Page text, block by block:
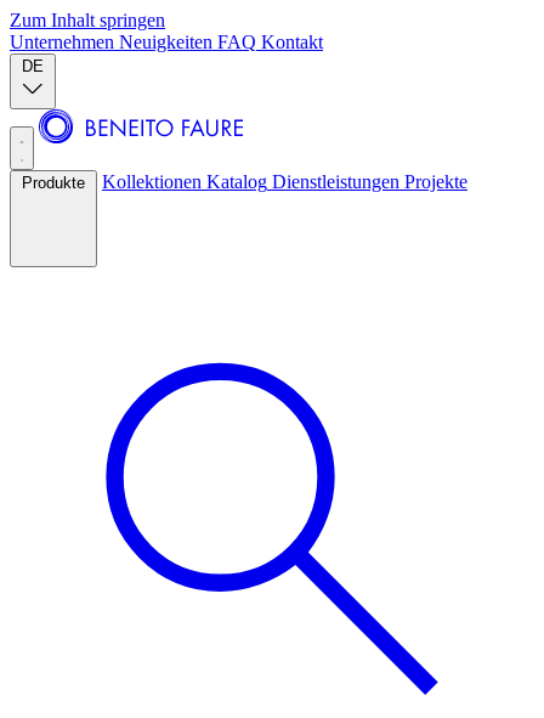
Zum Inhalt springen
Unternehmen Neuigkeiten FAQ Kontakt
DE
Produkte Kollektionen Katalog Dienstleistungen Projekte